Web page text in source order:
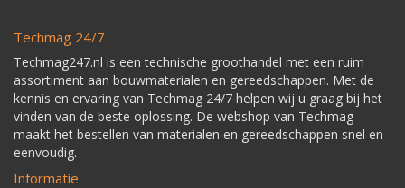
Techmag 24/7
Techmag247.nl is een technische groothandel met een ruim
assortiment aan bouwmaterialen en gereedschappen. Met de
kennis en ervaring van Techmag 24/7 helpen wij u graag bij het
vinden van de beste oplossing. De webshop van Techmag
maakt het bestellen van materialen en gereedschappen snel en
eenvoudig.
Informatie